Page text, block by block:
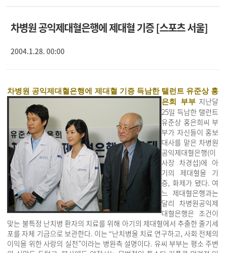
차병원 공익제대혈은행에 제대혈 기증 [스포츠 서울]
2004.1.28. 00:00
차병원 공익제대혈은행에 제대혈 기증 득남한 탤런트 유준상 홍
은희 부부 지난달
25일 득남한 탤런트
유준상 홍은희씨 부
부가 자신들이 홍보
대사를 맡은 차병원
공익제대혈은행(이
사장 차경섭)에 아
기의 제대혈을 기
증, 화제가 됐다. 여
느 제대혈은행과는
달리 차병원공익제
대혈은행은 조건이
맞는 불특정 난치병 환자의 치료를 위해 아기의 제대혈에서 추출한 줄기세
포를 자체 기금으로 보관한다. 이는 “난치병을 치료 연구하고, 사회 전체의
이익을 위한 사랑의 실천”이라는 병원측 설명이다. 유씨 부부는 평소 주변